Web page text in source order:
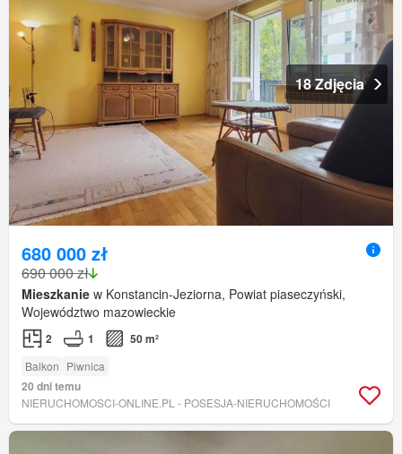
18 Zdjęcia
680 000 zł
690 000 zł
Mieszkanie w Konstancin-Jeziorna, Powiat piaseczyński,
Województwo mazowieckie
2 1 50 m²
Balkon Piwnica
20 dni temu
NIERUCHOMOSCI-ONLINE.PL - POSESJA-NIERUCHOMOŚCI